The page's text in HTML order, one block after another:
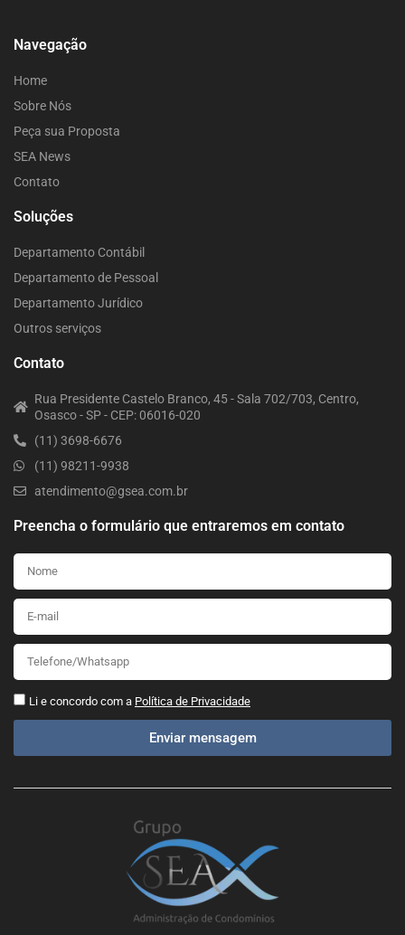
Navegação
Home
Sobre Nós
Peça sua Proposta
SEA News
Contato
Soluções
Departamento Contábil
Departamento de Pessoal
Departamento Jurídico
Outros serviços
Contato
Rua Presidente Castelo Branco, 45 - Sala 702/703, Centro,
Osasco - SP - CEP: 06016-020
(11) 3698-6676
(11) 98211-9938
atendimento@gsea.com.br
Preencha o formulário que entraremos em contato
Li e concordo com a Política de Privacidade
Enviar mensagem